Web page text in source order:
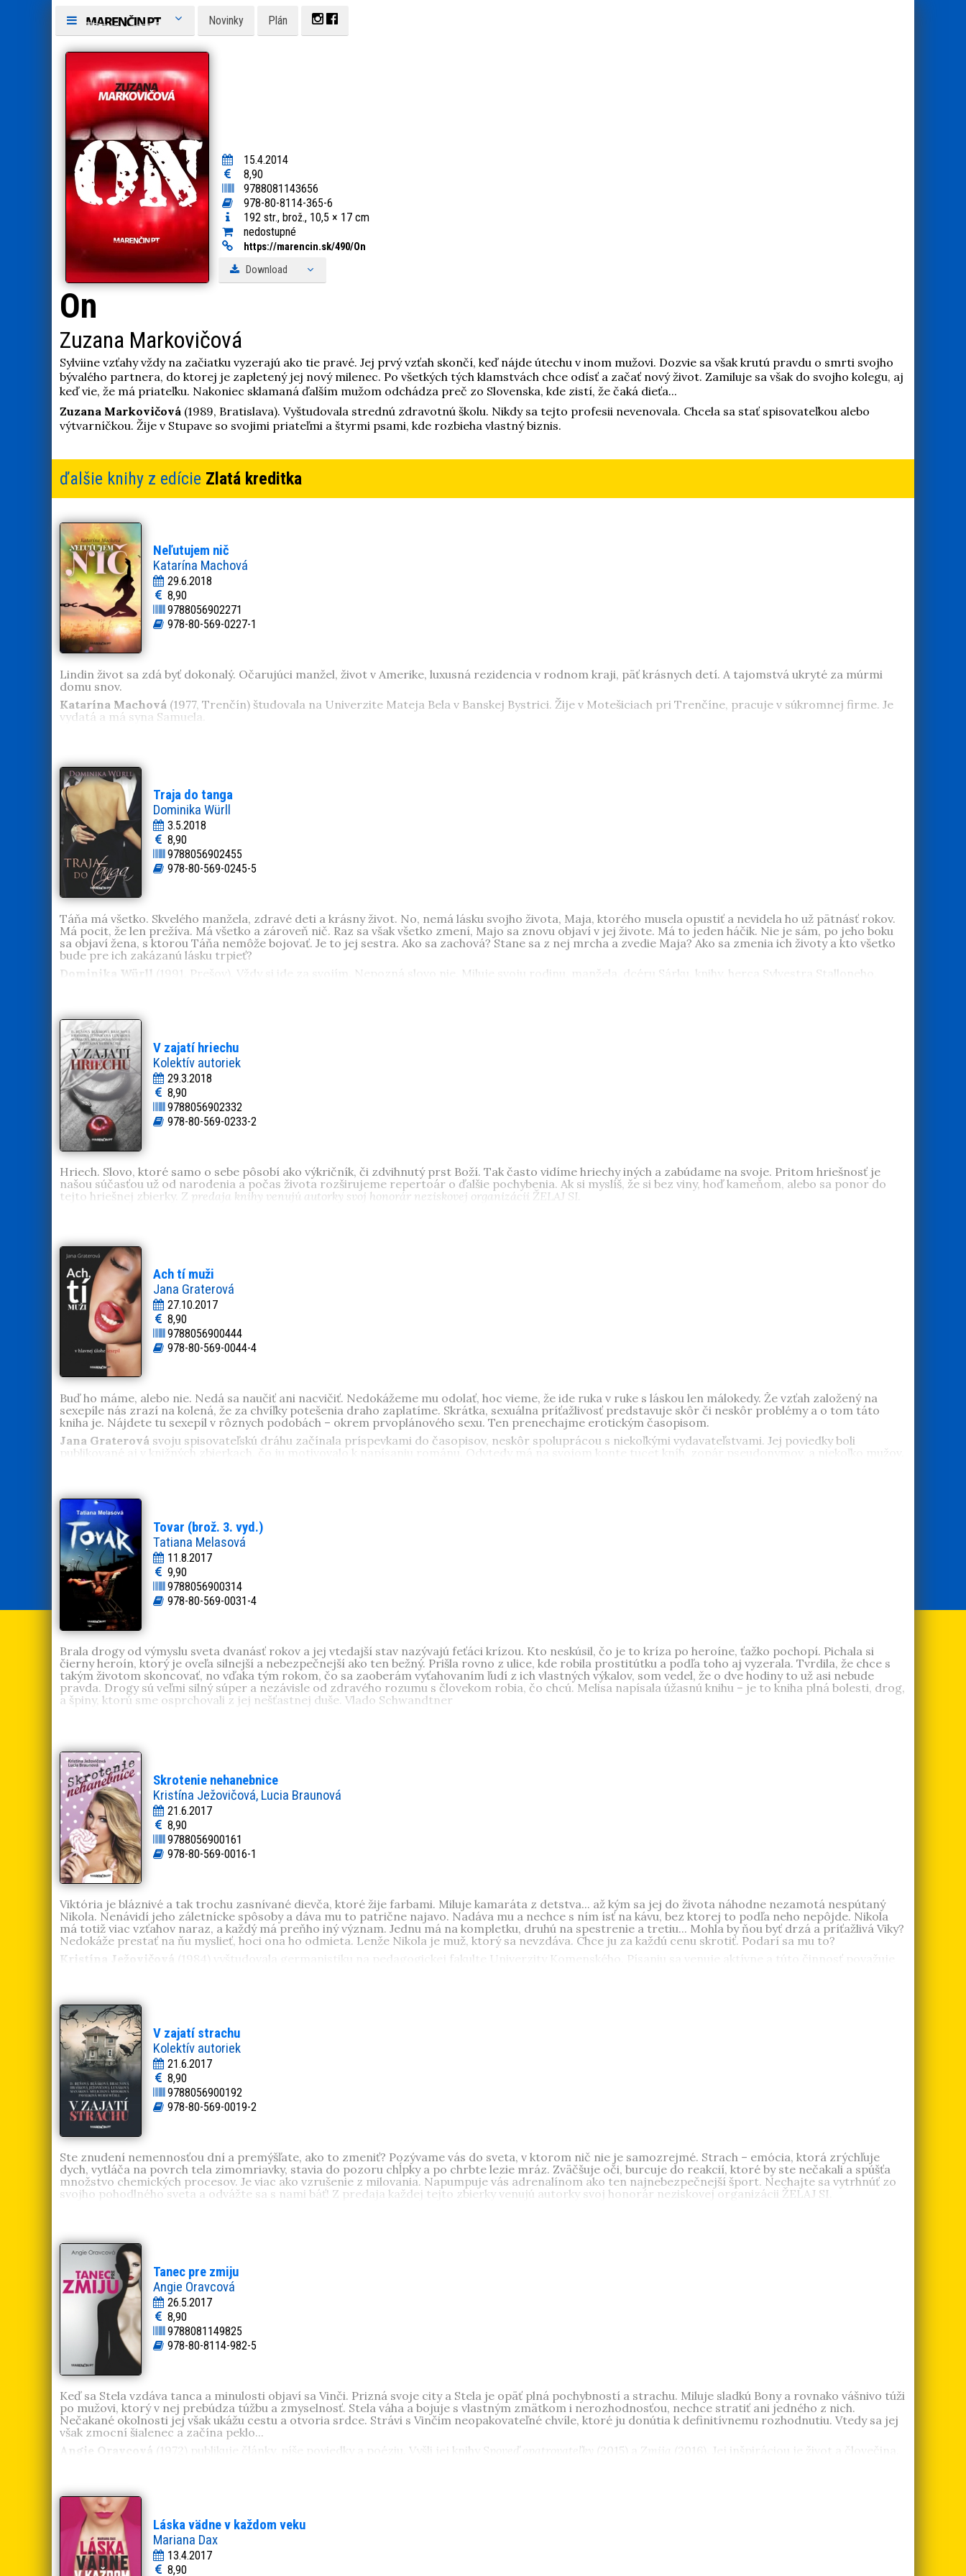
Novinky Plán
15.4.2014
8,90
9788081143656
978-80-8114-365-6
192 str., brož., 10,5 × 17 cm
nedostupné
https://marencin.sk/490/On
Download
On
Zuzana Markovičová
Sylviine vzťahy vždy na začiatku vyzerajú ako tie pravé. Jej prvý vzťah skončí, keď nájde útechu v inom mužovi. Dozvie sa však krutú pravdu o smrti svojho
bývalého partnera, do ktorej je zapletený jej nový milenec. Po všetkých tých klamstvách chce odísť a začať nový život. Zamiluje sa však do svojho kolegu, aj
keď vie, že má priateľku. Nakoniec sklamaná ďalším mužom odchádza preč zo Slovenska, kde zistí, že čaká dieťa...
Zuzana Markovičová (1989, Bratislava). Vyštudovala strednú zdravotnú školu. Nikdy sa tejto profesii nevenovala. Chcela sa stať spisovateľkou alebo
výtvarníčkou. Žije v Stupave so svojimi priateľmi a štyrmi psami, kde rozbieha vlastný biznis.
ďalšie knihy z edície Zlatá kreditka
Neľutujem nič
Katarína Machová
29.6.2018
8,90
9788056902271
978-80-569-0227-1
Lindin život sa zdá byť dokonalý. Očarujúci manžel, život v Amerike, luxusná rezidencia v rodnom kraji, päť krásnych detí. A tajomstvá ukryté za múrmi
domu snov.
Katarína Machová (1977, Trenčín) študovala na Univerzite Mateja Bela v Banskej Bystrici. Žije v Motešiciach pri Trenčíne, pracuje v súkromnej firme. Je
vydatá a má syna Samuela.
Traja do tanga
Dominika Würll
3.5.2018
8,90
9788056902455
978-80-569-0245-5
Táňa má všetko. Skvelého manžela, zdravé deti a krásny život. No, nemá lásku svojho života, Maja, ktorého musela opustiť a nevidela ho už pätnásť rokov.
Má pocit, že len prežíva. Má všetko a zároveň nič. Raz sa však všetko zmení, Majo sa znovu objaví v jej živote. Má to jeden háčik. Nie je sám, po jeho boku
sa objaví žena, s ktorou Táňa nemôže bojovať. Je to jej sestra. Ako sa zachová? Stane sa z nej mrcha a zvedie Maja? Ako sa zmenia ich životy a kto všetko
bude pre ich zakázanú lásku trpieť?
Dominika Würll (1991, Prešov). Vždy si ide za svojím. Nepozná slovo nie. Miluje svoju rodinu, manžela, dcéru Sárku, knihy, herca Sylvestra Stalloneho,
V zajatí hriechu
Kolektív autoriek
29.3.2018
8,90
9788056902332
978-80-569-0233-2
Hriech. Slovo, ktoré samo o sebe pôsobí ako výkričník, či zdvihnutý prst Boží. Tak často vidíme hriechy iných a zabúdame na svoje. Pritom hriešnosť je
našou súčasťou už od narodenia a počas života rozširujeme repertoár o ďalšie pochybenia. Ak si myslíš, že si bez viny, hoď kameňom, alebo sa ponor do
tejto hriešnej zbierky. Z predaja knihy venujú autorky svoj honorár neziskovej organizácii ŽELAJ SI.
Ach tí muži
Jana Graterová
27.10.2017
8,90
9788056900444
978-80-569-0044-4
Buď ho máme, alebo nie. Nedá sa naučiť ani nacvičiť. Nedokážeme mu odolať, hoc vieme, že ide ruka v ruke s láskou len málokedy. Že vzťah založený na
sexepíle nás zrazí na kolená, že za chvíľky potešenia draho zaplatíme. Skrátka, sexuálna príťažlivosť predstavuje skôr či neskôr problémy a o tom táto
kniha je. Nájdete tu sexepíl v rôznych podobách – okrem prvoplánového sexu. Ten prenechajme erotickým časopisom.
Jana Graterová svoju spisovateľskú dráhu začínala príspevkami do časopisov, neskôr spoluprácou s niekoľkými vydavateľstvami. Jej poviedky boli
publikované aj v knižných zbierkach, čo ju motivovalo k napísaniu románu. Odvtedy má na svojom konte tucet kníh, zopár pseudonymov, a niekoľko mužov.
Tovar (brož. 3. vyd.)
Tatiana Melasová
11.8.2017
9,90
9788056900314
978-80-569-0031-4
Brala drogy od výmyslu sveta dvanásť rokov a jej vtedajší stav nazývajú feťáci krízou. Kto neskúsil, čo je to kríza po heroíne, ťažko pochopí. Pichala si
čierny heroín, ktorý je oveľa silnejší a nebezpečnejší ako ten bežný. Prišla rovno z ulice, kde robila prostitútku a podľa toho aj vyzerala. Tvrdila, že chce s
takým životom skoncovať, no vďaka tým rokom, čo sa zaoberám vyťahovaním ľudí z ich vlastných výkalov, som vedel, že o dve hodiny to už asi nebude
pravda. Drogy sú veľmi silný súper a nezávisle od zdravého rozumu s človekom robia, čo chcú. Melisa napísala úžasnú knihu – je to kniha plná bolesti, drog,
a špiny, ktorú sme osprchovali z jej nešťastnej duše. Vlado Schwandtner
Skrotenie nehanebnice
Kristína Ježovičová, Lucia Braunová
21.6.2017
8,90
9788056900161
978-80-569-0016-1
Viktória je bláznivé a tak trochu zasnívané dievča, ktoré žije farbami. Miluje kamaráta z detstva... až kým sa jej do života náhodne nezamotá nespútaný
Nikola. Nenávidí jeho záletnícke spôsoby a dáva mu to patrične najavo. Nadáva mu a nechce s ním ísť na kávu, bez ktorej to podľa neho nepôjde. Nikola
má totiž viac vzťahov naraz, a každý má preňho iný význam. Jednu má na kompletku, druhú na spestrenie a tretiu... Mohla by ňou byť drzá a príťažlivá Viky?
Nedokáže prestať na ňu myslieť, hoci ona ho odmieta. Lenže Nikola je muž, ktorý sa nevzdáva. Chce ju za každú cenu skrotiť. Podarí sa mu to?
Kristína Ježovičová (1984) vyštudovala germanistiku na pedagogickej fakulte Univerzity Komenského. Písaniu sa venuje aktívne a túto činnosť považuje
krajšie už nepríde
V zajatí strachu
Kolektív autoriek
21.6.2017
8,90
9788056900192
978-80-569-0019-2
Ste znudení nemennosťou dní a premýšľate, ako to zmeniť? Pozývame vás do sveta, v ktorom nič nie je samozrejmé. Strach – emócia, ktorá zrýchľuje
dych, vytláča na povrch tela zimomriavky, stavia do pozoru chĺpky a po chrbte lezie mráz. Zväčšuje oči, burcuje do reakcií, ktoré by ste nečakali a spúšťa
množstvo chemických procesov. Je viac ako vzrušenie z milovania. Napumpuje vás adrenalínom ako ten najnebezpečnejší šport. Nechajte sa vytrhnúť zo
svojho pohodlného sveta a odvážte sa s nami báť! Z predaja každej tejto zbierky venujú autorky svoj honorár neziskovej organizácii ŽELAJ SI.
Tanec pre zmiju
Angie Oravcová
26.5.2017
8,90
9788081149825
978-80-8114-982-5
Keď sa Stela vzdáva tanca a minulosti objaví sa Vinči. Prizná svoje city a Stela je opäť plná pochybností a strachu. Miluje sladkú Bony a rovnako vášnivo túži
po mužovi, ktorý v nej prebúdza túžbu a zmyselnosť. Stela váha a bojuje s vlastným zmätkom i nerozhodnosťou, nechce stratiť ani jedného z nich.
Nečakané okolnosti jej však ukážu cestu a otvoria srdce. Strávi s Vinčim neopakovateľné chvíle, ktoré ju donútia k definitívnemu rozhodnutiu. Vtedy sa jej
však zmocní šialenec a začína peklo...
Angie Oravcová (1972) publikuje články, píše poviedky a poéziu. Vyšli jej knihy Spoveď opatrovateľky (2015) a Zmija (2016). Jej inšpiráciou je život a človečina.
Láska vädne v každom veku
Mariana Dax
13.4.2017
8,90